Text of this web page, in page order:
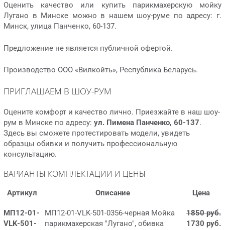
Оценить качество или купить парикмахерскую мойку
Лугано в Минске можно в нашем шоу-руме по адресу: г.
Минск, улица Панченко, 60-137.
Предложение не является публичной офертой.
Производство ООО «Вилкойть», Республика Беларусь.
ПРИГЛАШАЕМ В ШОУ-РУМ
Оцените комфорт и качество лично. Приезжайте в наш шоу-
рум в Минске по адресу: ул. Пимена Панченко, 60-137.
Здесь вы сможете протестировать модели, увидеть
образцы обивки и получить профессиональную
консультацию.
ВАРИАНТЫ КОМПЛЕКТАЦИИ И ЦЕНЫ
Артикул Описание Цена
МП12-01-
VLK-501-
МП12-01-VLK-501-0356-черная Мойка
парикмахерская "Лугано", обивка
1850 руб.
1730 руб.